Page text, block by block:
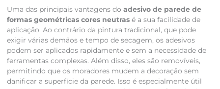
Uma das principais vantagens do adesivo de parede de
formas geométricas cores neutrasé a sua facilidade de
aplicação. Ao contrário da pintura tradicional, que pode
exigir várias demãos e tempo de secagem, os adesivos
podem ser aplicados rapidamente e sem a necessidade de
ferramentas complexas. Além disso, eles são removíveis,
permitindo que os moradores mudem a decoração sem
danificar a superfície da parede. Isso é especialmente útil